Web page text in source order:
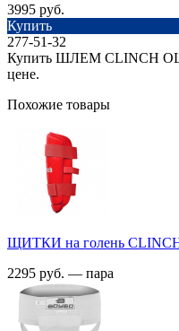
3995 руб.
Купить
277-51-32
Купить ШЛЕМ CLINCH
цене.
Похожие товары
ЩИТКИ на голень
2295 руб. — пара